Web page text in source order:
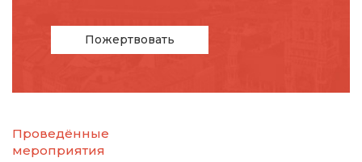
Пожертвовать
Проведённые
мероприятия